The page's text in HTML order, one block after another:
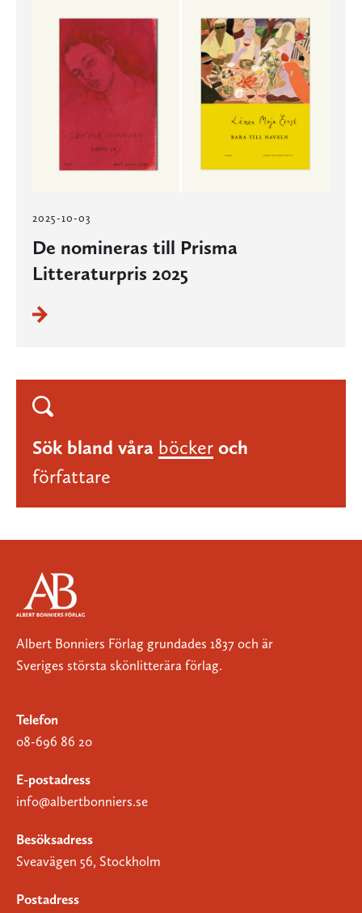
2025-10-03
De nomineras till Prisma
Litteraturpris 2025
Sök bland våra böcker och
författare
Albert Bonniers Förlag grundades 1837 och är
Sveriges största skönlitterära förlag.
Telefon
08-696 86 20
E-postadress
info@albertbonniers.se
Besöksadress
Sveavägen 56, Stockholm
Postadress